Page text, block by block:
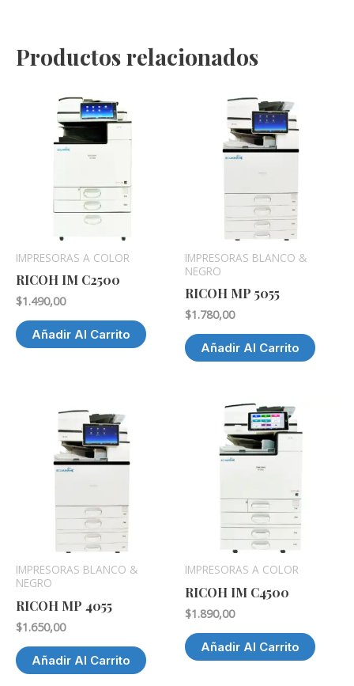
Productos relacionados
IMPRESORAS A COLOR
RICOH IM C2500
$1.490,00
Añadir Al Carrito
IMPRESORAS BLANCO &
NEGRO
RICOH MP 5055
$1.780,00
Añadir Al Carrito
IMPRESORAS BLANCO &
NEGRO
RICOH MP 4055
$1.650,00
Añadir Al Carrito
IMPRESORAS A COLOR
RICOH IM C4500
$1.890,00
Añadir Al Carrito